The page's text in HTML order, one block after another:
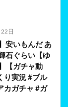
日
安いもんだ あ
石ぐらい【ゆ
【ガチャ動
り実況 #ブル
カガチャ #ガ